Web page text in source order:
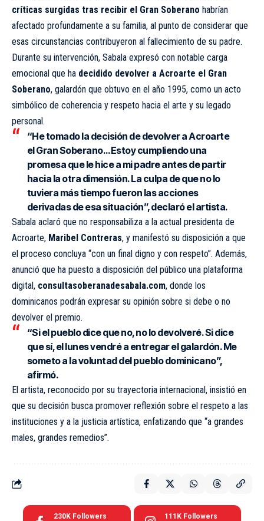
críticas surgidas tras recibir el Gran Soberano habrían
afectado profundamente a su familia, al punto de considerar que
esas circunstancias contribuyeron al fallecimiento de su padre.
Durante su intervención, Sabala expresó con notable carga
emocional que ha decidido devolver a Acroarte el Gran
Soberano, galardón que obtuvo en el año 1995, como un acto
simbólico de coherencia y respeto hacia el arte y su legado
personal.
“He tomado la decisión de devolver a Acroarte
el Gran Soberano… Estoy cumpliendo una
promesa que le hice a mi padre antes de partir
hacia la otra dimensión. La culpa de que no lo
tuviera más tiempo fueron las acciones
derivadas de esa situación”, declaró el artista.
Sabala aclaró que no responsabiliza a la actual presidenta de
Acroarte, Maribel Contreras, y manifestó su disposición a que
el proceso concluya “con un final digno y con respeto”. Además,
anunció que ha puesto a disposición del público una plataforma
digital, consultasoberanadesabala.com, donde los
dominicanos podrán expresar su opinión sobre si debe o no
devolver el premio.
“Si el pueblo dice que no, no lo devolveré. Si dice
que sí, el lunes vendré a entregar el galardón. Me
someto a la voluntad del pueblo dominicano”,
afirmó.
El artista, reconocido por su trayectoria internacional, insistió en
que su decisión busca promover reflexión sobre el respeto a las
instituciones y a la justicia artística, enfatizando que “a grandes
males, grandes remedios”.
230K Followers 111K Followers